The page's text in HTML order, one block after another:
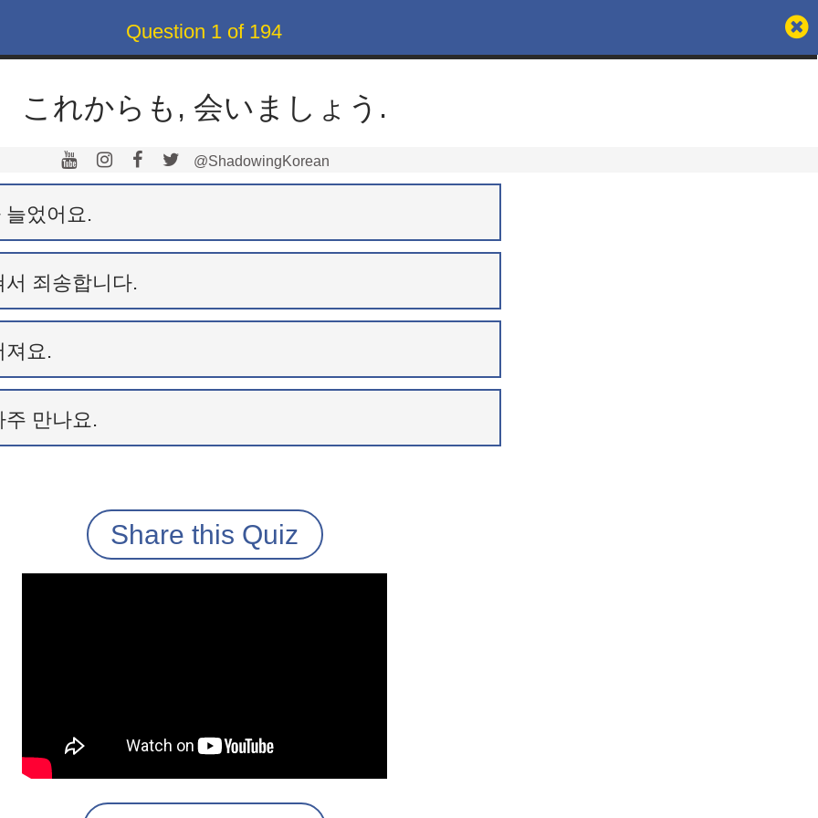
Question 1 of 194
これからも, 会いましょう.
@ShadowingKorean
었어요.
죄송합니다.
져요.
만나요.
Share this Quiz